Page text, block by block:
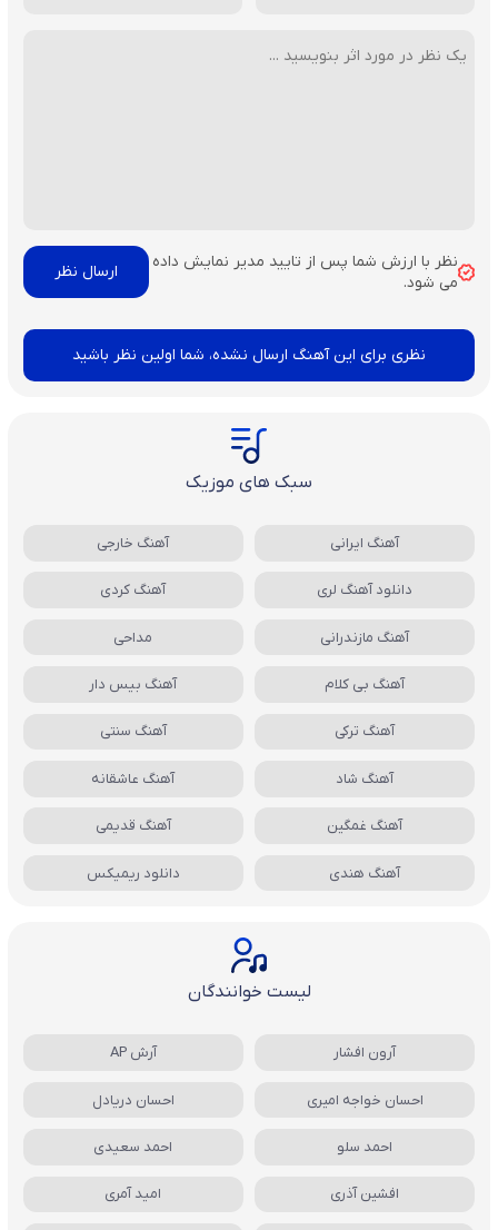
نظر با ارزش شما پس از تایید مدیر نمایش داده
می شود.
نظری برای این آهنگ ارسال نشده، شما اولین نظر باشید
سبک های موزیک
آهنگ ایرانی آهنگ خارجی
دانلود آهنگ لری آهنگ کردی
آهنگ مازندرانی مداحی
آهنگ بی کلام آهنگ بیس دار
آهنگ ترکی آهنگ سنتی
آهنگ شاد آهنگ عاشقانه
آهنگ غمگین آهنگ قدیمی
آهنگ هندی دانلود ریمیکس
لیست خوانندگان
آرون افشار آرش AP
احسان خواجه امیری احسان دریادل
احمد سلو احمد سعیدی
افشین آذری امید آمری